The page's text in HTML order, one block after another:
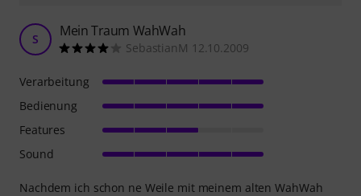
S Mein Traum WahWah
SebastianM 12.10.2009
Nachdem ich schon ne Weile mit meinem alten WahWah
Verarbeitung
Bedienung
Features
Sound